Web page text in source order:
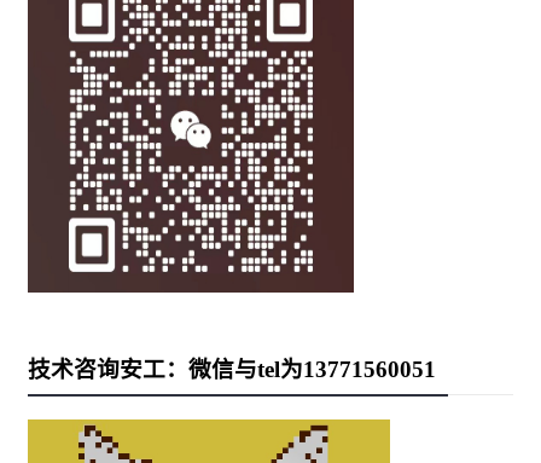
技术咨询安工：微信与tel为13771560051